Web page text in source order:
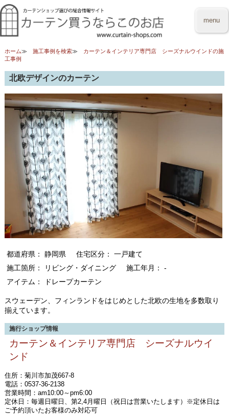
menu
ホーム 施工事例を検索
カーテン＆インテリア専門店 シーズナルウインドの施
工事例
北欧デザインのカーテン
都道府県： 静岡県
住宅区分： 一戸建て
施工箇所： リビング・ダイニング
施工年月： -
アイテム： ドレープカーテン
スウェーデン、フィンランドをはじめとした北欧の生地を多数取り
揃えています。
施行ショップ情報
カーテン＆インテリア専門店 シーズナルウイ
ンド
住所：菊川市加茂667-8
電話：0537-36-2138
営業時間：am10:00～pm6:00
定休日：毎週日曜日、第2,4月曜日（祝日は営業いたします）※定休日は
ご予約頂いたお客様のみ対応可